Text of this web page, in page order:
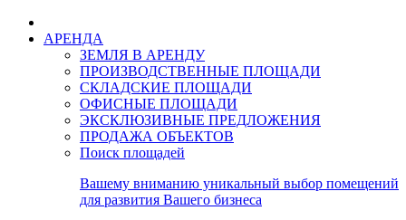
АРЕНДА
ЗЕМЛЯ В АРЕНДУ
ПРОИЗВОДСТВЕННЫЕ ПЛОЩАДИ
СКЛАДСКИЕ ПЛОЩАДИ
ОФИСНЫЕ ПЛОЩАДИ
ЭКСКЛЮЗИВНЫЕ ПРЕДЛОЖЕНИЯ
ПРОДАЖА ОБЪЕКТОВ
Поиск площадей
Вашему вниманию уникальный выбор помещений
для развития Вашего бизнеса